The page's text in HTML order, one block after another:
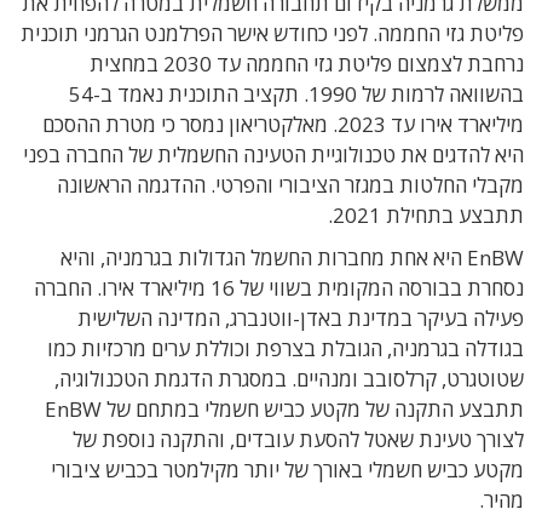
פליטת גזי החממה. לפני כחודש אישר הפרלמנט הגרמני תוכנית
נרחבת לצמצום פליטת גזי החממה עד 2030 במחצית
בהשוואה לרמות של 1990. תקציב התוכנית נאמד ב-54
מיליארד אירו עד 2023. מאלקטריאון נמסר כי מטרת ההסכם
היא להדגים את טכנולוגיית הטעינה החשמלית של החברה בפני
מקבלי החלטות במגזר הציבורי והפרטי. ההדגמה הראשונה
תתבצע בתחילת 2021.
EnBW היא אחת מחברות החשמל הגדולות בגרמניה, והיא
נסחרת בבורסה המקומית בשווי של 16 מיליארד אירו. החברה
פעילה בעיקר במדינת באדן-ווטנברג, המדינה השלישית
בגודלה בגרמניה, הגובלת בצרפת וכוללת ערים מרכזיות כמו
שטוטגרט, קרלסובב ומנהיים. במסגרת הדגמת הטכנולוגיה,
תתבצע התקנה של מקטע כביש חשמלי במתחם של EnBW
לצורך טעינת שאטל להסעת עובדים, והתקנה נוספת של
מקטע כביש חשמלי באורך של יותר מקילמטר בכביש ציבורי
מהיר.